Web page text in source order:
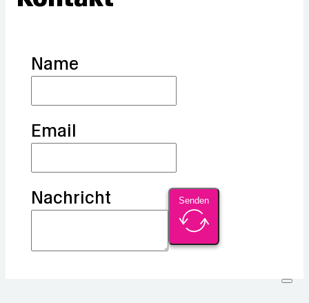
Name
Email
Nachricht Senden